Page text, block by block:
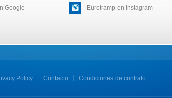
Google Eurotramp en Instagram
Policy Contacto Condiciones de contrato